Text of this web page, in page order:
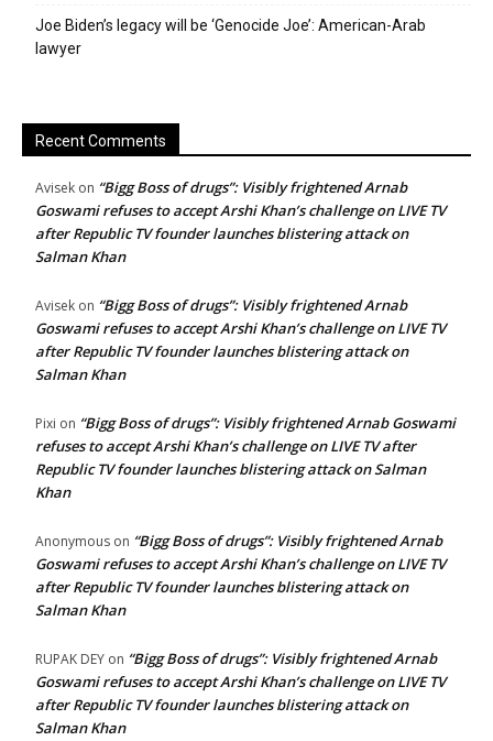
Joe Biden’s legacy will be ‘Genocide Joe’: American-Arab
lawyer
Recent Comments
Avisek on “Bigg Boss of drugs”: Visibly frightened Arnab
Goswami refuses to accept Arshi Khan’s challenge on LIVE TV
after Republic TV founder launches blistering attack on
Salman Khan
Avisek on “Bigg Boss of drugs”: Visibly frightened Arnab
Goswami refuses to accept Arshi Khan’s challenge on LIVE TV
after Republic TV founder launches blistering attack on
Salman Khan
Pixi on “Bigg Boss of drugs”: Visibly frightened Arnab Goswami
refuses to accept Arshi Khan’s challenge on LIVE TV after
Republic TV founder launches blistering attack on Salman
Khan
Anonymous on “Bigg Boss of drugs”: Visibly frightened Arnab
Goswami refuses to accept Arshi Khan’s challenge on LIVE TV
after Republic TV founder launches blistering attack on
Salman Khan
RUPAK DEY on “Bigg Boss of drugs”: Visibly frightened Arnab
Goswami refuses to accept Arshi Khan’s challenge on LIVE TV
after Republic TV founder launches blistering attack on
Salman Khan